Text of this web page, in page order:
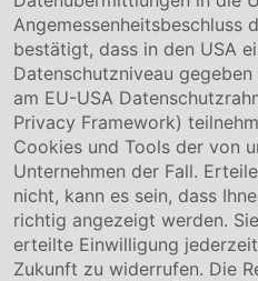
Über uns
Compliance
Karriere
Service & Kontakt
Kontakt
Downloads
Zertifikate
Angemessenheitsbeschluss
bestätigt, dass in den USA
Datenschutzniveau
am EU-USA
Privacy Framework)
Cookies und Tools der von
Unternehmen der Fall.
nicht, kann es sein, dass
richtig angezeigt werden.
erteilte Einwilligung
Zukunft zu widerrufen. Die